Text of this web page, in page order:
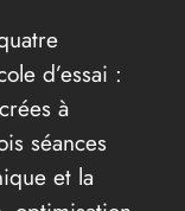
d’essai :
à
séances
et la